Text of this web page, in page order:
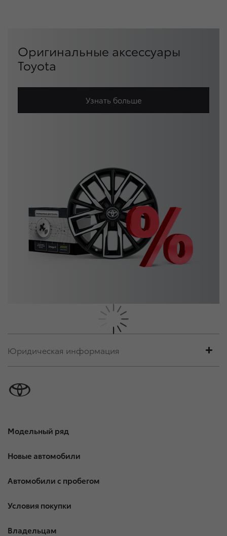
Оригинальные аксессуары
Toyota
Узнать больше
Юридическая информация
Модельный ряд
Новые автомобили
Автомобили с пробегом
Условия покупки
Владельцам